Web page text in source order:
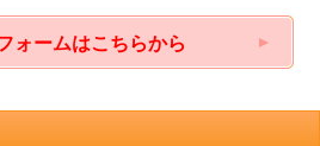
ォームはこちらから